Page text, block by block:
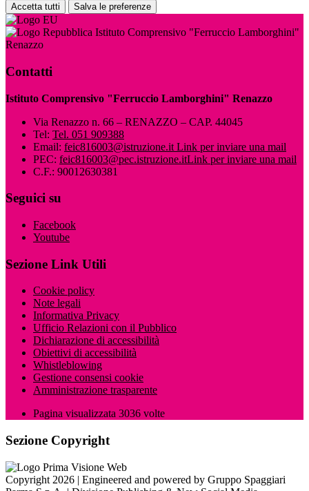
Accetta tutti Salva le preferenze
Istituto Comprensivo "Ferruccio Lamborghini"
Renazzo
Contatti
Istituto Comprensivo "Ferruccio Lamborghini" Renazzo
Via Renazzo n. 66 – RENAZZO – CAP. 44045
Tel: Tel. 051 909388
Email: feic816003@istruzione.it Link per inviare una mail
PEC: feic816003@pec.istruzione.itLink per inviare una mail
C.F.: 90012630381
Seguici su
Facebook
Youtube
Sezione Link Utili
Cookie policy
Note legali
Informativa Privacy
Ufficio Relazioni con il Pubblico
Dichiarazione di accessibilità
Obiettivi di accessibilità
Whistleblowing
Gestione consensi cookie
Amministrazione trasparente
Pagina visualizzata 3036 volte
Sezione Copyright
Copyright 2026 | Engineered and powered by Gruppo Spaggiari